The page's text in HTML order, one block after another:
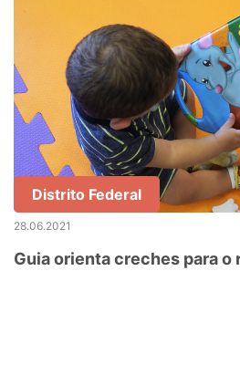
Distrito Federal
28.06.2021
Guia orienta creches para